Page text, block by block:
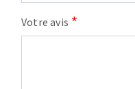
Votre avis